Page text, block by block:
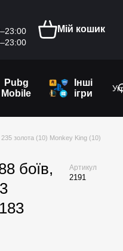
Мій кошик
Pubg
Mobile
Інші
ігри
золота (10) Monkey King (10)
боїв,
Артикул
2191